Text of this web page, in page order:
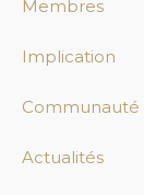
Membres
Implication
Communauté
Actualités